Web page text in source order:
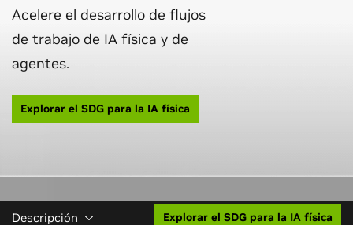
Acelere el desarrollo de flujos
de trabajo de IA física y de
agentes.
Explorar el SDG para la IA física
Descripción Explorar el SDG para la IA física